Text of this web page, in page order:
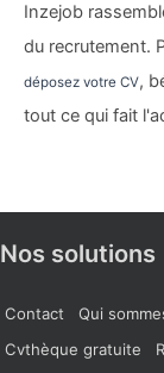
Inzejob
du recrutement.
déposez votre CV,
tout ce qui fait
Nos solutions
Contact Qui
Cvthèque gratuite